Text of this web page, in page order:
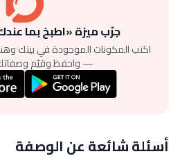
جرّب ميزة «اطبخ بما
اكتب المكونات الموجودة في بيتك
— واحفظ وقيّم
أسئلة شائعة عن الوصفة